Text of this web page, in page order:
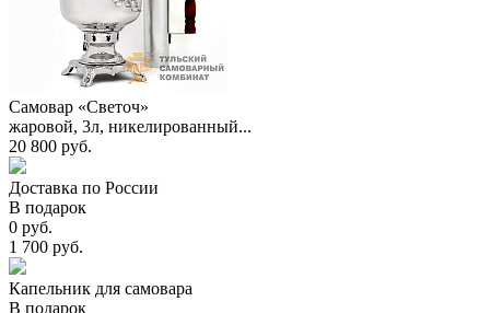
Самовар «Светоч»
жаровой, 3л, никелированный...
20 800 руб.
Доставка по России
В подарок
0 руб.
1 700 руб.
Капельник для самовара
В подарок